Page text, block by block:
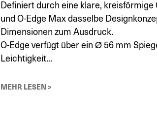
Definiert durch eine klare, kreisförmige
und O-Edge Max dasselbe
Dimensionen zum Ausdruck.
O-Edge verfügt über ein Ø 56 mm
Leichtigkeit...
MEHR LESEN >